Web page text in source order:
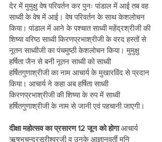
देर में मुमुक्षु वेष परिवर्तन कर पुनः पांडाल में आई तब वह
साध्वी के वेष में आई। वेष परिवर्तन के साथ केशलोचन
किया। पांडाल में आने के पश्चात साध्वी महेंद्रश्रीजी की
शिष्या वरिष्ठ साध्वी किरणप्रभाश्रीजी के वरद हस्तों से
नूतन साध्वीजी का पंचमुष्ठी केशलोचन किया। मुमुक्षु
हर्षिता जैन से बनी नूतन साध्वी को साध्वी
हर्षितगुणाश्रीजी का नाम आचार्य के मुखारविंद से प्रदान
किया। आचार्य ने कहा अब हर्षिता साध्वी
किरणप्रभाश्रीजी की शिष्या के रुप में साध्वी
हर्षितगुणाश्रीजी के नाम से जानी एवं पहचानी जाएगी।
दीक्षा महोत्सव का प्रसारण 12 जून को होगा आचार्य
ऋषभचन्द्रसूरीश्वरजी व उनके आज्ञानुवर्ती मुनि